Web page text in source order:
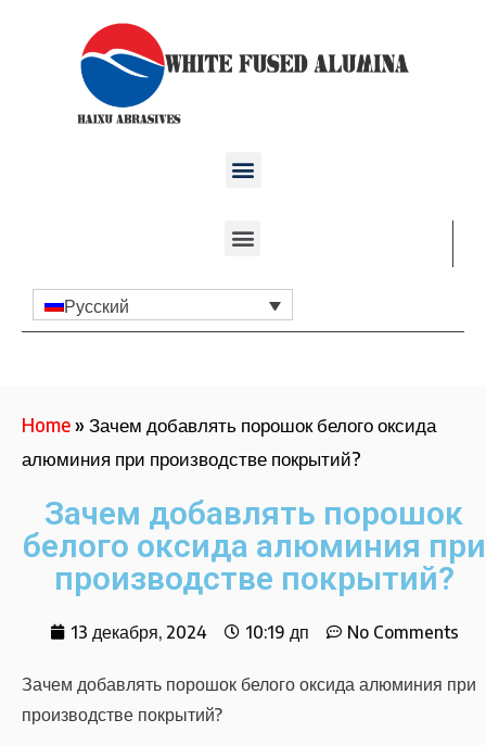
Русский
Home» Зачем добавлять порошок белого оксида
алюминия при производстве покрытий?
Зачем добавлять порошок
белого оксида алюминия при
производстве покрытий?
13 декабря, 2024 10:19 дп No Comments
Зачем добавлять порошок белого оксида алюминия при
производстве покрытий?